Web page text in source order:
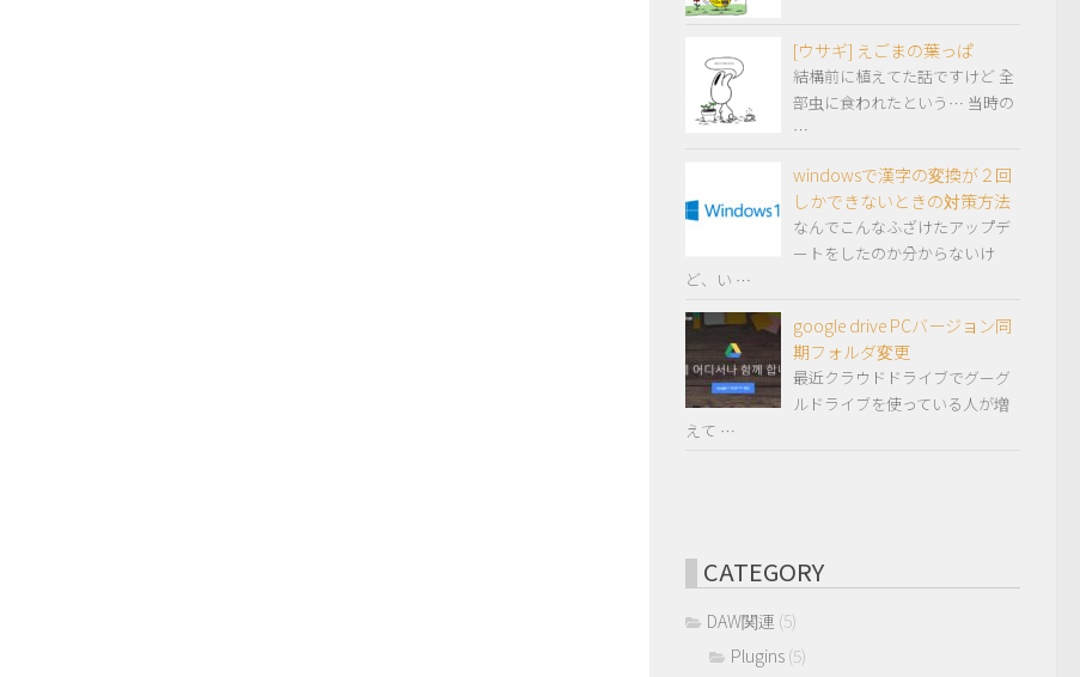
[ウサギ] えごまの葉っぱ
結構前に植えてた話ですけど 全
部虫に食われたという… 当時の
…
windowsで漢字の変換が２回
しかできないときの対策方法
なんでこんなふざけたアップデ
ートをしたのか分からないけ
ど、い …
google drive PCバージョン同
期フォルダ変更
最近クラウドドライブでグーグ
ルドライブを使っている人が増
えて …
CATEGORY
DAW関連 (5)
Plugins (5)